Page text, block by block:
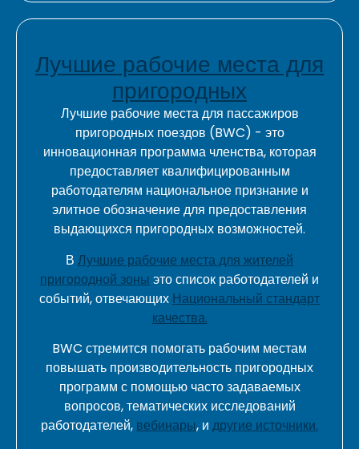
Лучшие рабочие места для
пригородных
Лучшие рабочие места для пассажиров
пригородных поездов (BWC) - это
инновационная программа членства, которая
предоставляет квалифицированным
работодателям национальное признание и
элитное обозначение для предоставления
выдающихся пригородных возможностей.
В Лучшие рабочие места для жителей
пригородной зоны это список работодателей и
событий, отвечающих Национальный стандарт
качества.
BWC стремится помогать рабочим местам
повышать производительность пригородных
программ с помощью часто задаваемых
вопросов, тематических исследований
работодателей, вебинары, и другие источники.